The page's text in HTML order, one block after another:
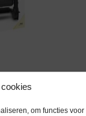
om functies voor
– met